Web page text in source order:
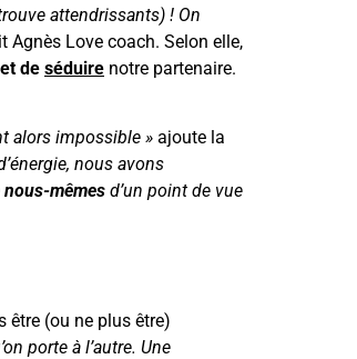
attendrissants) ! On
Agnès Love coach. Selon elle,
de séduire notre partenaire.
alors impossible » ajoute la
nous avons
mêmes d’un point de vue
être (ou ne plus être)
porte à l’autre. Une